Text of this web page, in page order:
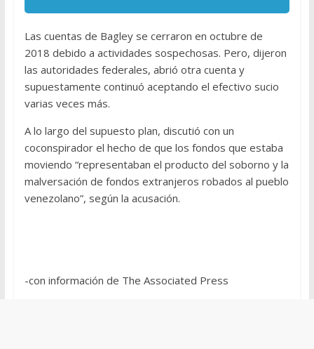
Las cuentas de Bagley se cerraron en octubre de
2018 debido a actividades sospechosas. Pero, dijeron
las autoridades federales, abrió otra cuenta y
supuestamente continuó aceptando el efectivo sucio
varias veces más.
A lo largo del supuesto plan, discutió con un
coconspirador el hecho de que los fondos que estaba
moviendo “representaban el producto del soborno y la
malversación de fondos extranjeros robados al pueblo
venezolano”, según la acusación.
-con información de The Associated Press